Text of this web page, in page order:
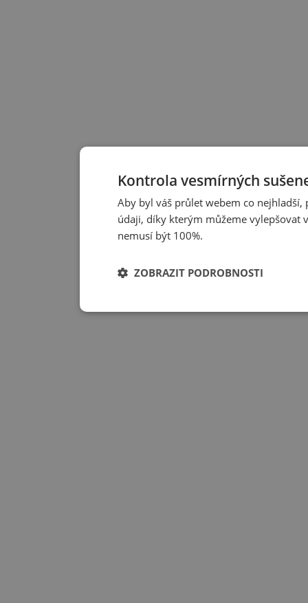
Kontrola vesmírných
Aby byl váš průlet webem co
údaji, díky kterým můžeme vylepšovat
nemusí být 100%.
ZOBRAZIT PODROBNOSTI